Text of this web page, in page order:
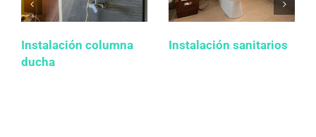
Instalación columna
ducha
Instalación sanitarios